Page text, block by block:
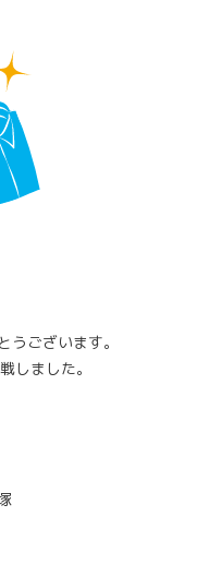
うございます。
しました。